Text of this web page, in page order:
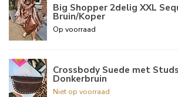
Big Shopper 2delig XXL
Bruin/Koper
Op voorraad
Crossbody Suede met Studs
Donkerbruin
Niet op voorraad